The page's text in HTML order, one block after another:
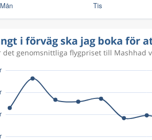
i förväg ska jag boka för
det genomsnittliga flygpriset till Mashhad